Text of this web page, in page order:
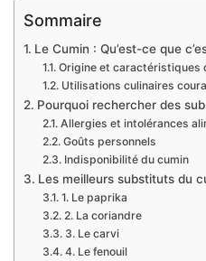
Sommaire
Le Cumin : Qu’est-ce que
Origine et caractéristiques
Utilisations culinaires
Pourquoi rechercher des
Allergies et intolérances
Goûts personnels
Indisponibilité du cumin
Les meilleurs substituts du
1. Le paprika
2. La coriandre
3. Le carvi
4. Le fenouil